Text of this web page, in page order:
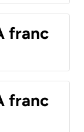
franc
franc